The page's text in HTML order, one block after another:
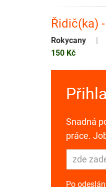
Řidič(ka)
Rokycany
150 Kč
Snadná
práce.
Po